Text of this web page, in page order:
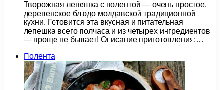
Творожная лепешка с полентой — очень простое,
деревенское блюдо молдавской традиционной
кухни. Готовится эта вкусная и питательная
лепешка всего полчаса и из четырех ингредиентов
— проще не бывает! Описание приготовления:…
Полента